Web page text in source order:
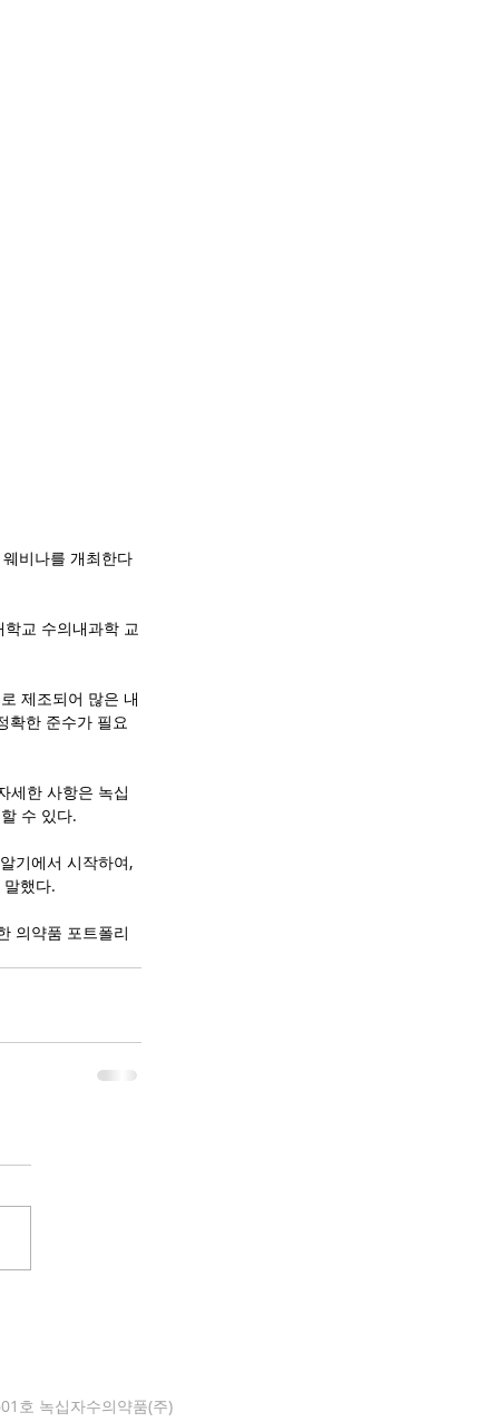
비나를 개최한다
학교 수의내과학 교
제조되어 많은 내
확한 준수가 필요
세한 사항은 녹십
수 있다.
기에서 시작하여,
했다.
의약품 포트폴리
호 녹십자수의약품(주)